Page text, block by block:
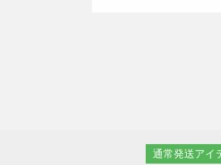
通常発送アイ